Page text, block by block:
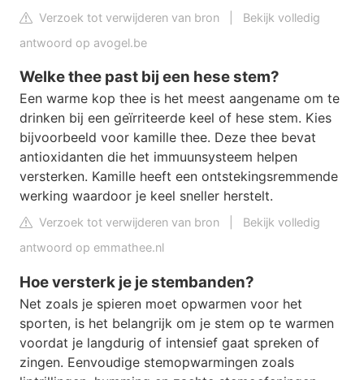
Verzoek tot verwijderen van bron
Bekijk volledig
antwoord op avogel.be
Welke thee past bij een hese stem?
Een warme kop thee is het meest aangename om te
drinken bij een geïrriteerde keel of hese stem. Kies
bijvoorbeeld voor kamille thee. Deze thee bevat
antioxidanten die het immuunsysteem helpen
versterken. Kamille heeft een ontstekingsremmende
werking waardoor je keel sneller herstelt.
Verzoek tot verwijderen van bron
Bekijk volledig
antwoord op emmathee.nl
Hoe versterk je je stembanden?
Net zoals je spieren moet opwarmen voor het
sporten, is het belangrijk om je stem op te warmen
voordat je langdurig of intensief gaat spreken of
zingen. Eenvoudige stemopwarmingen zoals